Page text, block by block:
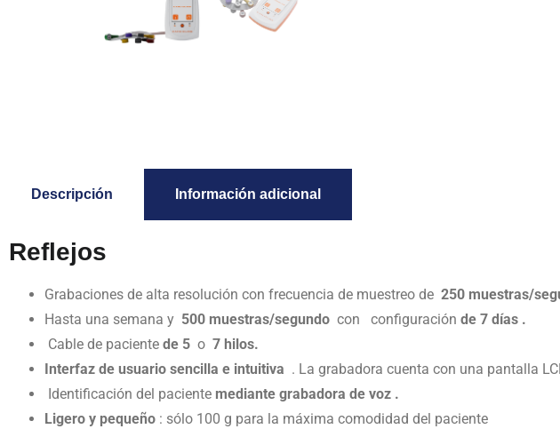
Descripción Información adicional
Reflejos
Grabaciones de alta resolución con frecuencia de muestreo de 250 muestras/
Hasta una semana y 500 muestras/segundo con configuración de 7 días .
Cable de paciente de 5 o 7 hilos.
Interfaz de usuario sencilla e intuitiva . La grabadora cuenta con una pantalla
Identificación del paciente mediante grabadora de voz .
Ligero y pequeño : sólo 100 g para la máxima comodidad del paciente